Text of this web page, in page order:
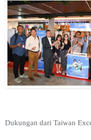
Dukungan dari Taiwan